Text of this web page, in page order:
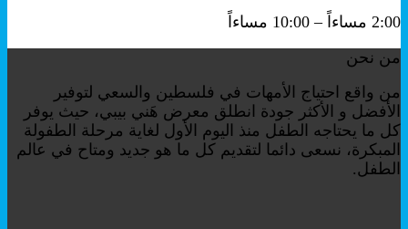
2:00 مساءاً – 10:00 مساءاً
من نحن
من واقع احتياج الأمهات في فلسطين والسعي لتوفير
الأفضل و الأكثر جودة انطلق معرض هَني بيبي، حيث يوفر
كل ما يحتاجه الطفل منذ اليوم الأول لغاية مرحلة الطفولة
المبكرة، نسعى دائما لتقديم كل ما هو جديد ومتاح في عالم
الطفل.